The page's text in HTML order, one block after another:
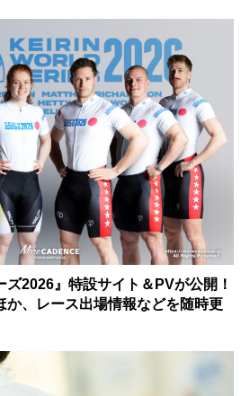
ズ2026』特設サイト＆PVが公開！
か、レース出場情報などを随時更